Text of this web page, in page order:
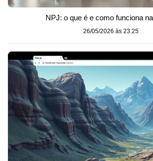
NPJ: o que é e como funciona
26/05/2026 às 23:25